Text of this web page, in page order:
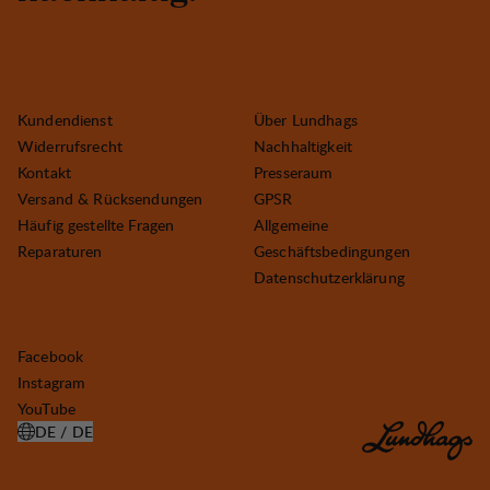
Kundendienst
Widerrufsrecht
Kontakt
Versand & Rücksendungen
Häufig gestellte Fragen
Reparaturen
Über Lundhags
Nachhaltigkeit
Presseraum
GPSR
Allgemeine
Geschäftsbedingungen
Datenschutzerklärung
Facebook
Instagram
YouTube
DE / DE
LAND AUSWÄHLEN ÖFFNEN